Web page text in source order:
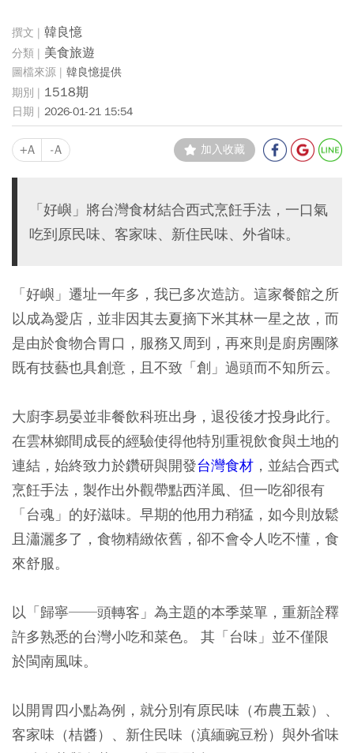
韓良憶
美食旅遊
韓良憶提供
1518期
2026-01-21 15:54
+A -A 加入收藏
「好嶼」將台灣食材結合西式烹飪手法，一口氣
吃到原民味、客家味、新住民味、外省味。
「好嶼」遷址一年多，我已多次造訪。這家餐館之所
以成為愛店，並非因其去夏摘下米其林一星之故，而
是由於食物合胃口，服務又周到，再來則是廚房團隊
既有技藝也具創意，且不致「創」過頭而不知所云。
大廚李易晏並非餐飲科班出身，退役後才投身此行。
在雲林鄉間成長的經驗使得他特別重視飲食與土地的
連結，始終致力於鑽研與開發台灣食材 ，並結合西式
烹飪手法，製作出外觀帶點西洋風、但一吃卻很有
「台魂」的好滋味。早期的他用力稍猛，如今則放鬆
且瀟灑多了，食物精緻依舊，卻不會令人吃不懂，食
來舒服。
以「歸寧──頭轉客」為主題的本季菜單，重新詮釋
許多熟悉的台灣小吃和菜色。 其「台味」並不僅限
於閩南風味。
以開胃四小點為例，就分別有原民味（布農五穀）、
客家味（桔醬）、新住民味（滇緬豌豆粉）與外省味